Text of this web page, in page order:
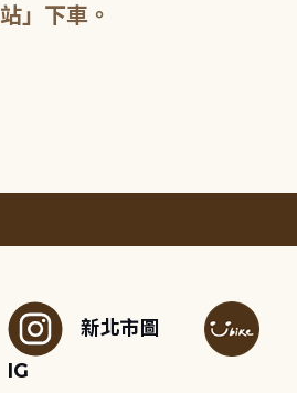
」下車。
新北市圖
IG